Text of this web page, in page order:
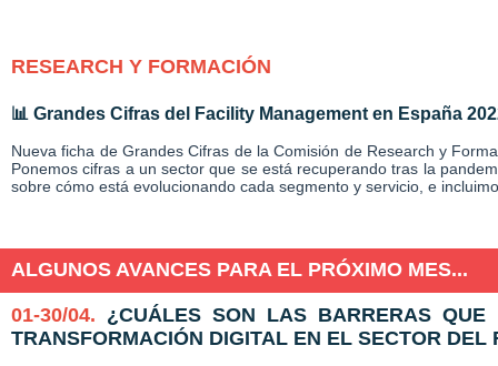
RESEARCH Y FORMACIÓN
📊 Grandes Cifras del Facility Management en España
Nueva ficha de Grandes Cifras de la Comisión de Research y
Ponemos cifras a un sector que se está recuperando tras la
sobre cómo está evolucionando cada segmento y servicio, e
ALGUNOS AVANCES PARA EL PRÓXIMO MES...
01-30/04. ¿CUÁLES SON LAS BARRERAS QUE
TRANSFORMACIÓN DIGITAL EN EL SECTOR DEL